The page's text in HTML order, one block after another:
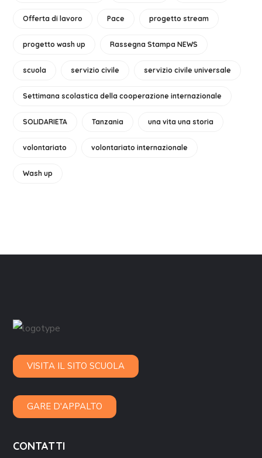
Offerta di lavoro Pace progetto stream
progetto wash up Rassegna Stampa NEWS
scuola servizio civile servizio civile universale
Settimana scolastica della cooperazione internazionale
SOLIDARIETA Tanzania una vita una storia
volontariato volontariato internazionale
Wash up
VISITA IL SITO SCUOLA
GARE D'APPALTO
CONTATTI